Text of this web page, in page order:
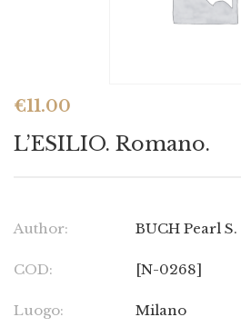
€11.00
L’ESILIO. Romano.
Author: BUCH Pearl S.
COD: [N-0268]
Luogo: Milano